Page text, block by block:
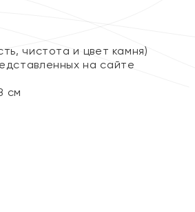
чистота и цвет камня)
на сайте
см